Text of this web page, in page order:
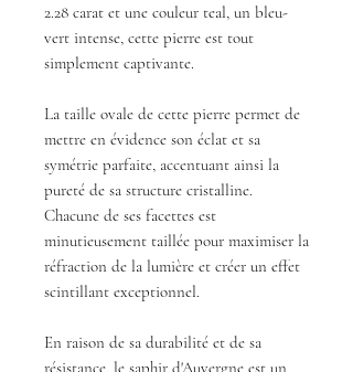
2.28 carat et une couleur teal, un bleu-
vert intense, cette pierre est tout
simplement captivante.
La taille ovale de cette pierre permet de
mettre en évidence son éclat et sa
symétrie parfaite, accentuant ainsi la
pureté de sa structure cristalline.
Chacune de ses facettes est
minutieusement taillée pour maximiser la
réfraction de la lumière et créer un effet
scintillant exceptionnel.
En raison de sa durabilité et de sa
résistance, le saphir d'Auvergne est un